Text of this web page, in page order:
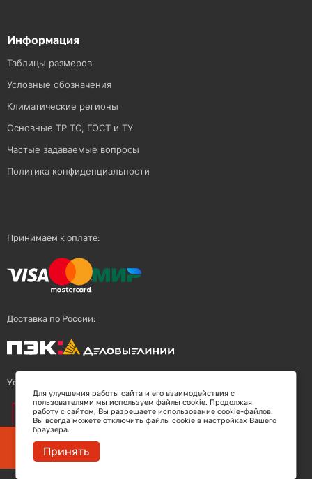
Заберите скидку 5%
Информация
Таблицы размеров
Условные обозначения
Климатические регионы
Основные ТР ТС, ГОСТ и ТУ
Частые задаваемые вопросы
Политика конфиденциальности
Принимаем к оплате:
Доставка по России:
Успешный поставщик:
Для улучшения работы сайта и его взаимодействия с
пользователями мы используем файлы cookie. Продолжая
работу с сайтом, Вы разрешаете использование cookie-файлов.
Вы всегда можете отключить файлы cookie в настройках Вашего
браузера.
Принять